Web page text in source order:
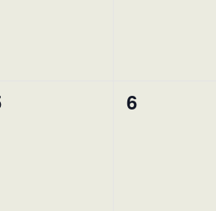
0
Veranstaltungen,
6